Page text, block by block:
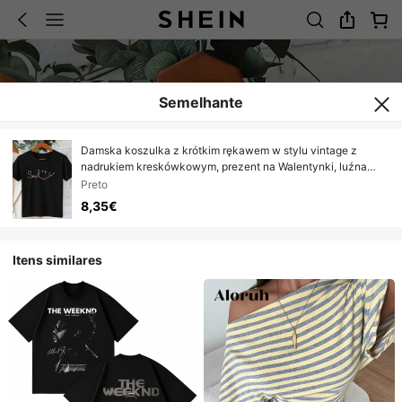
Semelhante
Damska koszulka z krótkim rękawem w stylu vintage z
nadrukiem kreskówkowym, prezent na Walentynki, luźna
koszulka na wiosnę/lato, wakacje, odzież na zewnątrz,
święta, ukończen
Preto
8,35€
Itens similares